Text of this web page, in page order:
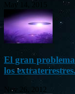
May 14, 2015
El gran
los
Nov 26, 2012